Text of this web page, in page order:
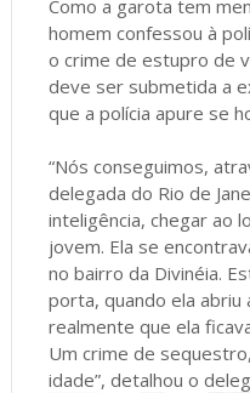
Como a garota tem
homem confessou à
o crime de estupro de
deve ser submetida a
que a polícia apure se
“Nós conseguimos,
delegada do Rio de
inteligência, chegar ao
jovem. Ela se
no bairro da Divinéia.
porta, quando ela abriu
realmente que ela
Um crime de
idade”, detalhou o